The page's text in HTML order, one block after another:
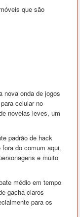
que são
nova onda de jogos
celular no
novelas leves, um
padrão de hack
do comum aqui.
e muito
médio em tempo
gacha claros
para os